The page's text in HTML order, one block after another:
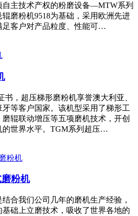
自主技术产权的粉磨设备—MTW系列
磨粉机9518为基础，采用欧洲先进
足客户对产品粒度、性能可…
书，超压梯形磨粉机享誉澳大利亚、
等客户国家。该机型采用了梯形工
辊联动增压等五项磨机技术，开创
的世界水平。TGM系列超压…
粉机
合我们公司几年的磨机生产经验，
础上立磨技术，吸收了世界各地的